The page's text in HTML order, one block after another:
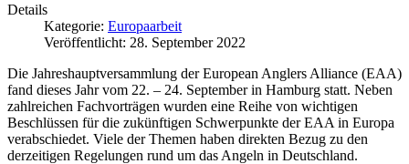
Details
Kategorie: Europaarbeit
Veröffentlicht: 28. September 2022
Die Jahreshauptversammlung der European Anglers Alliance (EAA)
fand dieses Jahr vom 22. – 24. September in Hamburg statt. Neben
zahlreichen Fachvorträgen wurden eine Reihe von wichtigen
Beschlüssen für die zukünftigen Schwerpunkte der EAA in Europa
verabschiedet. Viele der Themen haben direkten Bezug zu den
derzeitigen Regelungen rund um das Angeln in Deutschland.